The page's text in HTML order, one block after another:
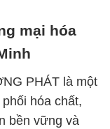
mại hóa
PHÁT là một
hóa chất,
bền vững và